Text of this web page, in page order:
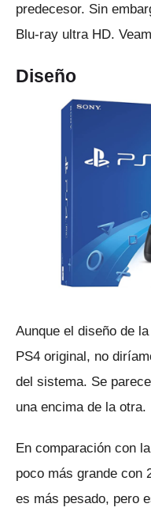
predecesor. Sin
Blu-ray ultra HD.
Diseño
Aunque el diseño de
PS4 original, no
del sistema. Se
una encima de la otra.
En comparación con
poco más grande con
es más pesado, pero